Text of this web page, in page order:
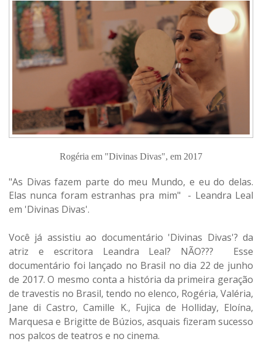
Rogéria em "Divinas Divas", em 2017
"As Divas fazem parte do meu Mundo, e eu do delas.
Elas nunca foram estranhas pra mim" - Leandra Leal
em 'Divinas Divas'.
Você já assistiu ao documentário 'Divinas Divas'? da
atriz e escritora Leandra Leal? NÃO??? Esse
documentário foi lançado no Brasil no dia 22 de junho
de 2017. O mesmo conta a história da primeira geração
de travestis no Brasil, tendo no elenco, Rogéria, Valéria,
Jane di Castro, Camille K., Fujica de Holliday, Eloína,
Marquesa e Brigitte de Búzios, asquais fizeram sucesso
nos palcos de teatros e no cinema.